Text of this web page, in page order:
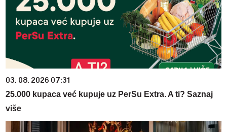
03. 08. 2026 07:31
25.000 kupaca već kupuje uz PerSu Extra. A ti? Saznaj
više